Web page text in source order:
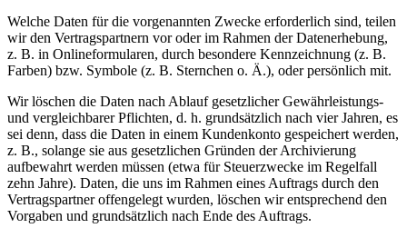
Welche Daten für die vorgenannten Zwecke erforderlich sind, teilen
wir den Vertragspartnern vor oder im Rahmen der Datenerhebung,
z. B. in Onlineformularen, durch besondere Kennzeichnung (z. B.
Farben) bzw. Symbole (z. B. Sternchen o. Ä.), oder persönlich mit.
Wir löschen die Daten nach Ablauf gesetzlicher Gewährleistungs-
und vergleichbarer Pflichten, d. h. grundsätzlich nach vier Jahren, es
sei denn, dass die Daten in einem Kundenkonto gespeichert werden,
z. B., solange sie aus gesetzlichen Gründen der Archivierung
aufbewahrt werden müssen (etwa für Steuerzwecke im Regelfall
zehn Jahre). Daten, die uns im Rahmen eines Auftrags durch den
Vertragspartner offengelegt wurden, löschen wir entsprechend den
Vorgaben und grundsätzlich nach Ende des Auftrags.